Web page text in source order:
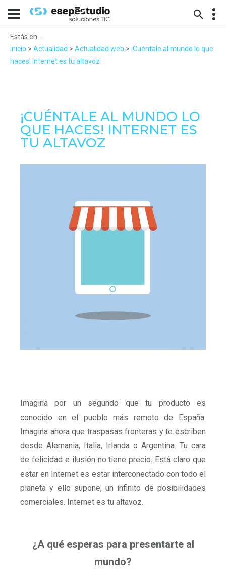
Estás en...
inicio > Actualidad > Actualidad web > ¡Cuéntale al mundo lo que
haces! Internet es tu altavoz
¡CUÉNTALE AL MUNDO LO
QUE HACES! INTERNET ES
TU ALTAVOZ
Imagina por un segundo que tu producto es
conocido en el pueblo más remoto de España.
Imagina ahora que traspasas fronteras y te escriben
desde Alemania, Italia, Irlanda o Argentina. Tu cara
de felicidad e ilusión no tiene precio. Está claro que
estar en Internet es estar interconectado con todo el
planeta y ello supone, un infinito de posibilidades
comerciales. Internet es tu altavoz.
¿A qué esperas para presentarte al
mundo?